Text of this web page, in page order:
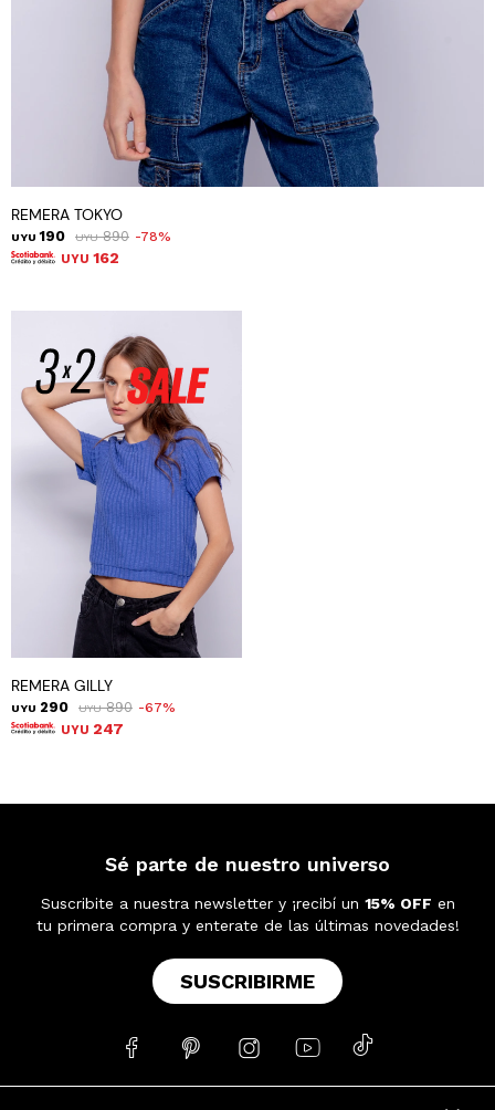
REMERA TOKYO
UYU 190 UYU 890 78
UYU 162
REMERA GILLY
UYU 290 UYU 890 67
UYU 247
Sé parte de nuestro universo
Suscribite a nuestra newsletter y ¡recibí un 15% OFF en
tu primera compra y enterate de las últimas novedades!
SUSCRIBIRME
    